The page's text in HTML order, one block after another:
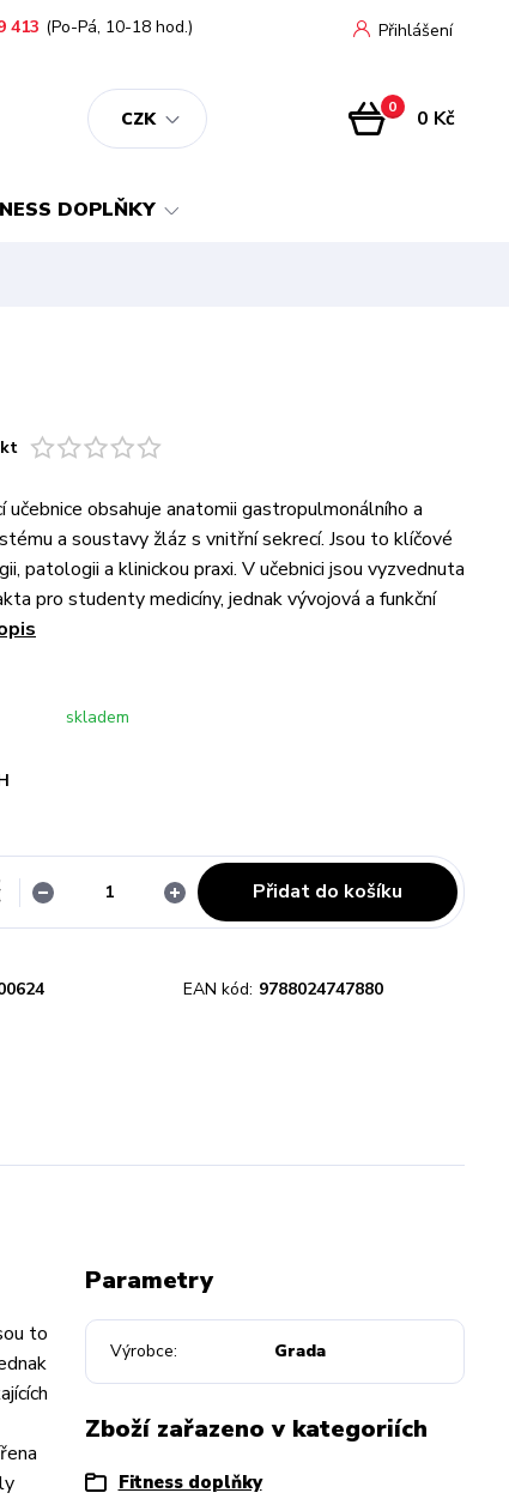
CZK
Přihlášení
413 (Po-Pá, 10-18 hod.)
0 0 Kč
DOPLŇKY
učebnice obsahuje anatomii gastropulmonálního a
a soustavy žláz s vnitřní sekrecí. Jsou to klíčové
patologii a klinickou praxi. V učebnici jsou vyzvednuta
pro studenty medicíny, jednak vývojová a funkční
skladem
Přidat do košíku
EAN kód: 9788024747880
to
Parametry
Výrobce Grada
Zboží zařazeno v kategoriích
Fitness doplňky